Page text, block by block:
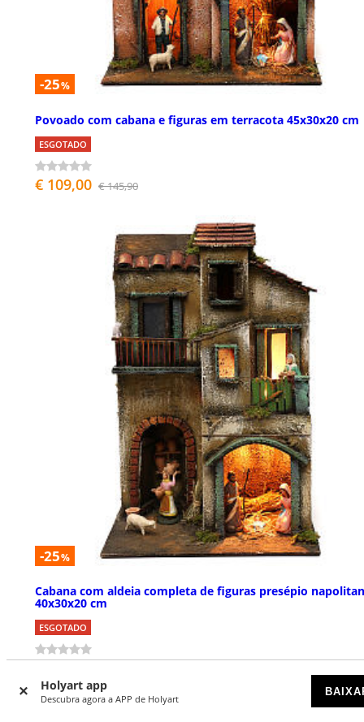
Holyart app
Descubra agora a APP de Holyart
-25%
Povoado com cabana e figuras em terracota 45x30x20 cm
ESGOTADO
€ 109,00 € 145,90
-25%
Cabana com aldeia completa de figuras presépio
40x30x20 cm
ESGOTADO